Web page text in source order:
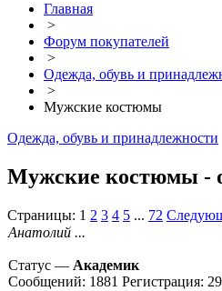
Главная
>
Форум покупателей
>
Одежда, обувь и
>
Мужские костюмы
Одежда, обувь и принадлежности
Мужские костюмы -
Страницы: 1 2 3 4 5 ... 72
Анатолий ...
Статус — Академик
Сообщений: 1881 Регистрация: